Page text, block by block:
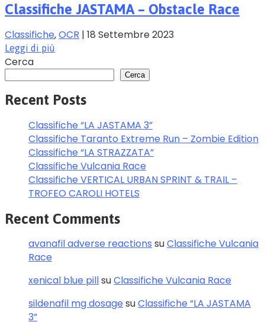
Classifiche JASTAMA – Obstacle Race
Classifiche‚OCR | 18 Settembre 2023
Leggi di più
Cerca
Cerca
Recent Posts
Classifiche “LA JASTAMA 3”
Classifiche Taranto Extreme Run – Zombie Edition
Classifiche “LA STRAZZATA”
Classifiche Vulcania Race
Classifiche VERTICAL URBAN SPRINT & TRAIL –
TROFEO CAROLI HOTELS
Recent Comments
avanafil adverse reactions suClassifiche Vulcania
Race
xenical blue pillsuClassifiche Vulcania Race
sildenafil mg dosagesuClassifiche “LA JASTAMA
3”